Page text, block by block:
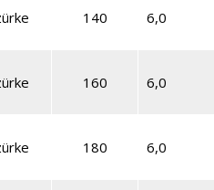
140 6,0
160 6,0
180 6,0